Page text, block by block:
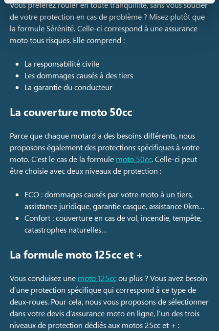
Vous préférez rouler en toute tranquillité, sans vous soucier
de votre protection en cas de problème ? Misez plutôt que
la formule Sérénité. Celle-ci correspond à une assurance
moto tous risques. Elle comprend :
La responsabilité civile
Les dommages causés à des tiers
La garantie du conducteur
La couverture moto 50cc
Parce que chaque motard a des besoins différents, nous
proposons également des protections spécifiques à votre
moto. C’est le cas de la formule moto 50cc. Celle-ci peut
être choisie avec deux niveaux de protection :
ECO : dommages causés par votre moto à un tiers,
assistance juridique, garantie casque, assistance 0km…
Confort : couverture en cas de vol, incendie, tempête,
catastrophes naturelles…
La formule moto 125cc et +
Vous conduisez une moto 125ccou plus ? Vous avez besoin
d’une protection spécifique qui correspond à ce type de
deux-roues. Pour cela, nous vous proposons de sélectionner
dans votre devis d’assurance moto en ligne, l’un des trois
niveaux de protection dédiés aux motos 25cc et + :